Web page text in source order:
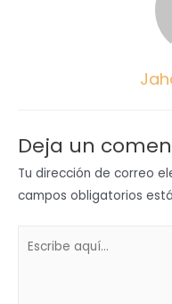
Deja un
Tu dirección de correo
campos obligatorios